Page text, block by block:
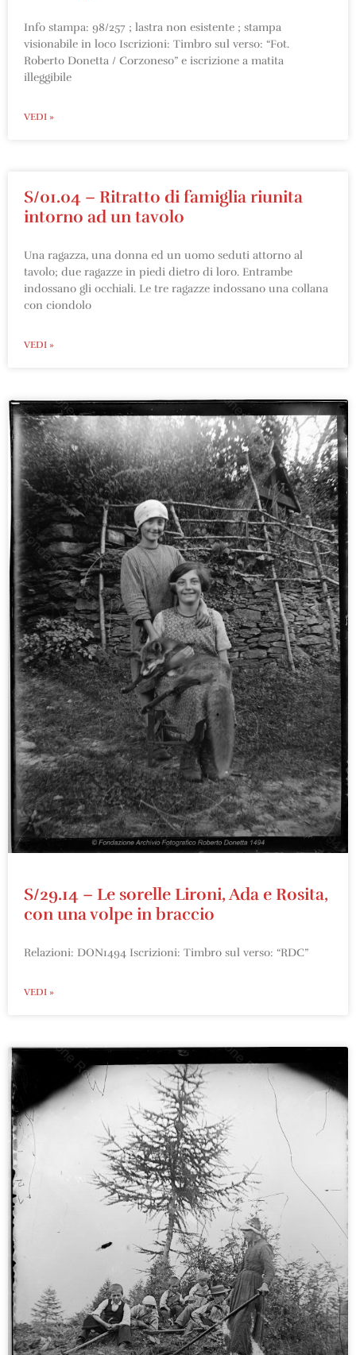
Info stampa: 98/257 ; lastra non esistente ; stampa
visionabile in loco Iscrizioni: Timbro sul verso: “Fot.
Roberto Donetta / Corzoneso” e iscrizione a matita
illeggibile
VEDI »
S/01.04 – Ritratto di famiglia riunita
intorno ad un tavolo
Una ragazza, una donna ed un uomo seduti attorno al
tavolo; due ragazze in piedi dietro di loro. Entrambe
indossano gli occhiali. Le tre ragazze indossano una collana
con ciondolo
VEDI »
S/29.14 – Le sorelle Lironi, Ada e Rosita,
con una volpe in braccio
Relazioni: DON1494 Iscrizioni: Timbro sul verso: “RDC”
VEDI »